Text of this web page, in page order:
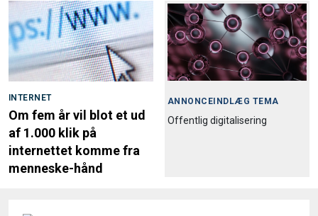
INTERNET
Om fem år vil blot et ud
af 1.000 klik på
internettet komme fra
menneske-hånd
ANNONCEINDLÆG TEMA
Offentlig digitalisering